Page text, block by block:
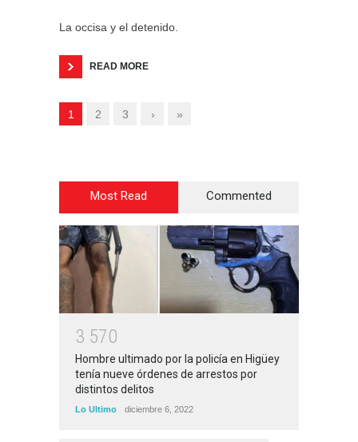
La occisa y el detenido.
READ MORE
1 2 3 › »
Most Read Commented
3 570
Hombre ultimado por la policía en Higüey
tenía nueve órdenes de arrestos por
distintos delitos
Lo Ultimo diciembre 6, 2022